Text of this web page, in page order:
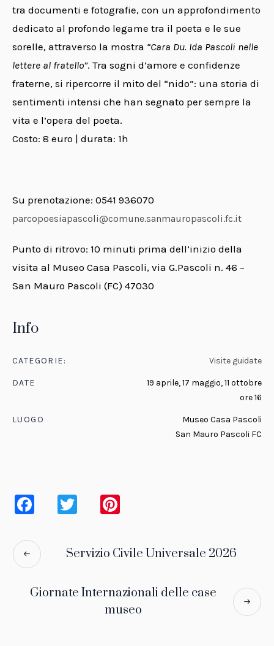
Info
CATEGORIE: Visite guidate
DATE
19 aprile, 17 maggio, 11 ottobre
ore 16
LUOGO
Museo Casa Pascoli
San Mauro Pascoli FC
tra documenti e fotografie, con un approfondimento
dedicato al profondo legame tra il poeta e le sue
sorelle, attraverso la mostra “Cara Du. Ida Pascoli nelle
lettere al fratello”. Tra sogni d’amore e confidenze
fraterne, si ripercorre il mito del “nido”: una storia di
sentimenti intensi che han segnato per sempre la
vita e l’opera del poeta.
Costo: 8 euro | durata: 1h
Su prenotazione: 0541 936070
parcopoesiapascoli@comune.sanmauropascoli.fc.it
Punto di ritrovo: 10 minuti prima dell’inizio della
visita al Museo Casa Pascoli, via G.Pascoli n. 46 –
San Mauro Pascoli (FC) 47030
Facebook
Twitter
Servizio Civile Universale 2026
Giornate Internazionali delle case
museo